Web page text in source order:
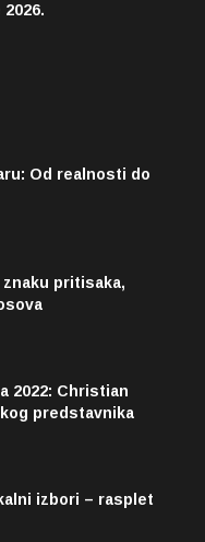
Od realnosti do
znaku pritisaka,
2022: Christian
predstavnika
izbori – rasplet